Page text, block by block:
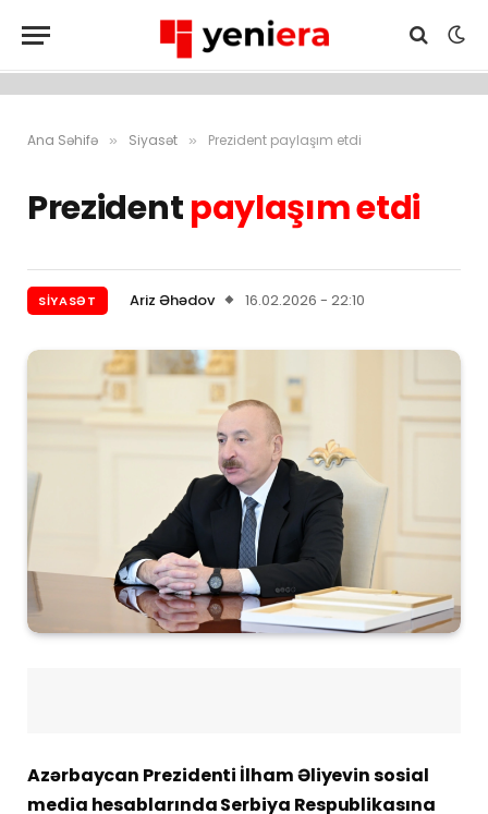
Ana Səhifə » Siyasət » Prezident paylaşım etdi
Prezidentpaylaşım etdi
SIYASƏT Ariz Əhədov 16.02.2026 - 22:10
Azərbaycan Prezidenti İlham Əliyevin sosial
media hesablarında Serbiya Respublikasına